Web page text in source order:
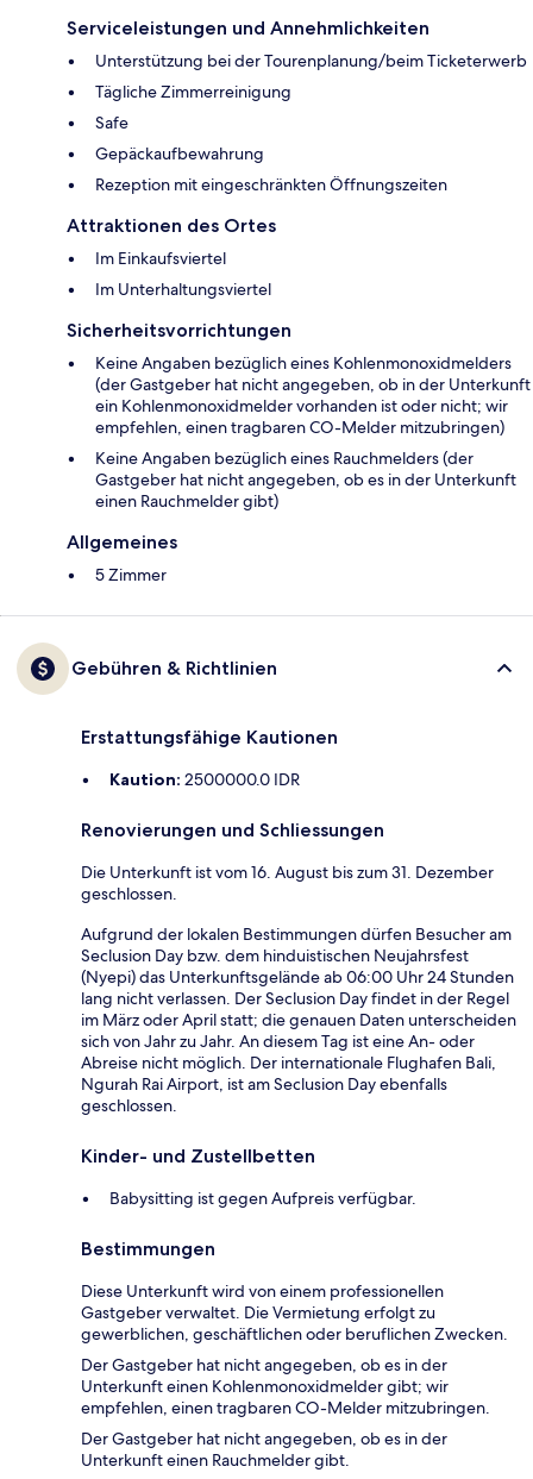
Serviceleistungen und Annehmlichkeiten
Unterstützung bei der Tourenplanung/beim Ticketerwerb
Tägliche Zimmerreinigung
Safe
Gepäckaufbewahrung
Rezeption mit eingeschränkten Öffnungszeiten
Attraktionen des Ortes
Im Einkaufsviertel
Im Unterhaltungsviertel
Sicherheitsvorrichtungen
Keine Angaben bezüglich eines Kohlenmonoxidmelders
(der Gastgeber hat nicht angegeben, ob in der Unterkunft
ein Kohlenmonoxidmelder vorhanden ist oder nicht; wir
empfehlen, einen tragbaren CO-Melder mitzubringen)
Keine Angaben bezüglich eines Rauchmelders (der
Gastgeber hat nicht angegeben, ob es in der Unterkunft
einen Rauchmelder gibt)
Allgemeines
5 Zimmer
Gebühren & Richtlinien
Erstattungsfähige Kautionen
Kaution: 2500000.0 IDR
Renovierungen und Schliessungen
Die Unterkunft ist vom 16. August bis zum 31. Dezember
geschlossen.
Aufgrund der lokalen Bestimmungen dürfen Besucher am
Seclusion Day bzw. dem hinduistischen Neujahrsfest
(Nyepi) das Unterkunftsgelände ab 06:00 Uhr 24 Stunden
lang nicht verlassen. Der Seclusion Day findet in der Regel
im März oder April statt; die genauen Daten unterscheiden
sich von Jahr zu Jahr. An diesem Tag ist eine An- oder
Abreise nicht möglich. Der internationale Flughafen Bali,
Ngurah Rai Airport, ist am Seclusion Day ebenfalls
geschlossen.
Kinder- und Zustellbetten
Babysitting ist gegen Aufpreis verfügbar.
Bestimmungen
Diese Unterkunft wird von einem professionellen
Gastgeber verwaltet. Die Vermietung erfolgt zu
gewerblichen, geschäftlichen oder beruflichen Zwecken.
Der Gastgeber hat nicht angegeben, ob es in der
Unterkunft einen Kohlenmonoxidmelder gibt; wir
empfehlen, einen tragbaren CO-Melder mitzubringen.
Der Gastgeber hat nicht angegeben, ob es in der
Unterkunft einen Rauchmelder gibt.